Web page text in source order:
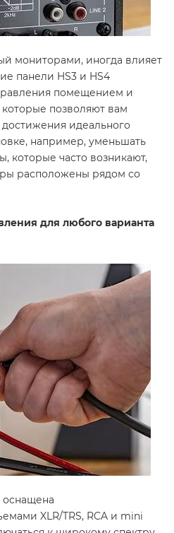
мониторами, иногда влияет
панели HS3 и HS4
помещением и
позволяют вам
идеального
например, уменьшать
которые часто возникают,
расположены рядом со
для любого варианта
оснащена
XLR/TRS, RCA и mini